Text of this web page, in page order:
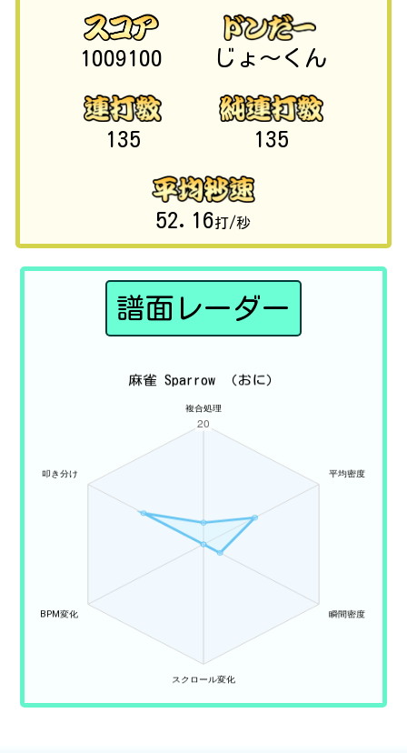
1009100 じょ～くん
135 135
52.16打/秒
譜面レーダー